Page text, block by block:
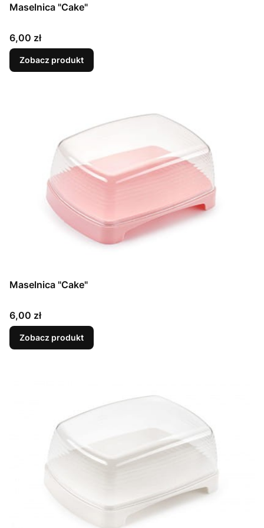
Maselnica "Cake"
Cena
6,00 zł
Zobacz produkt
Maselnica "Cake"
Cena
6,00 zł
Zobacz produkt